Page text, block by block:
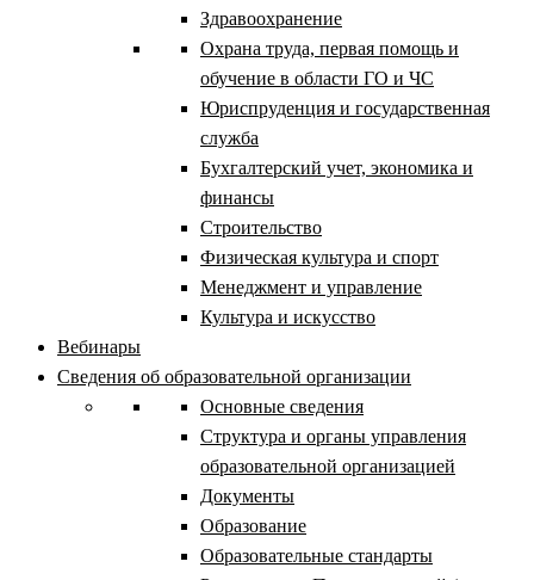
Здравоохранение
Охрана труда, первая помощь и
обучение в области ГО и ЧС
Юриспруденция и государственная
служба
Бухгалтерский учет, экономика и
финансы
Строительство
Физическая культура и спорт
Менеджмент и управление
Культура и искусство
Вебинары
Сведения об образовательной организации
Основные сведения
Структура и органы управления
образовательной организацией
Документы
Образование
Образовательные стандарты